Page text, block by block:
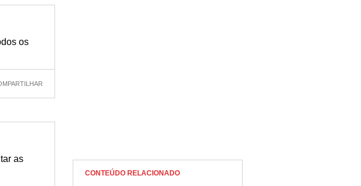
a namorada e compartilhe registros dos dias
os
as
CONTEÚDO RELACIONADO